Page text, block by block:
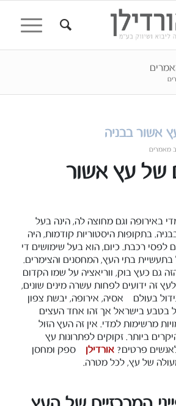
אשור בבניה
ב מאמרים
של עץ אשור
באירופה וגם מחוצה לה, הינה בעל
בתקופות היסטוריות קודמות, היה
לפסי רכבת. כיום, הוא בעל שימושים די
בתעשיית בתי העץ, המחסנים והצימרים.
גם כעץ בוק, ווריאציה על שמו הקדום
זה ידועים לפחות עשרה מינים שונים,
בעולם – אסיה, אירופה, יבשת צפון
בטבע בישראל אך זהו אחד העצים
מרשימות למדי. אין זה העץ הזול
ביותר. זקוקים לפתרונות עץ
פרטים? אורדילן
– ספק ומחסן
של עץ, לכל מטרה.